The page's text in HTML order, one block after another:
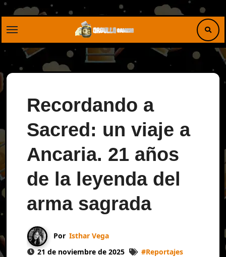
Saltar
Recordando a
Sacred: un viaje a
Ancaria. 21 años
de la leyenda del
arma sagrada
Por Isthar Vega
21 de noviembre de 2025
#Reportajes